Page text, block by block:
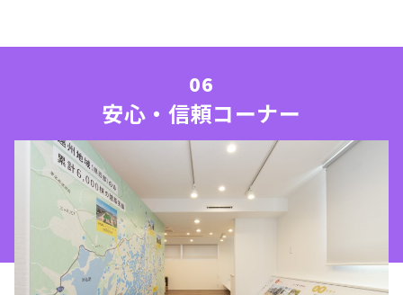
安心・信頼コーナー